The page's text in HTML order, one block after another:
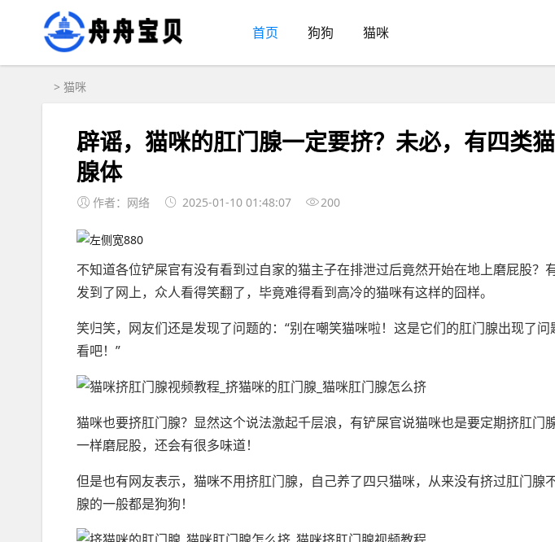
首页 狗狗 猫咪
> 猫咪
辟谣，猫咪的肛门腺一定要挤？未必，有四类
腺体
作者：网络 2025-01-10 01:48:07 200
不知道各位铲屎官有没有看到过自家的猫主子在排泄过后竟然开始在地上磨屁股？
发到了网上，众人看得笑翻了，毕竟难得看到高冷的猫咪有这样的囧样。
笑归笑，网友们还是发现了问题的：“别在嘲笑猫咪啦！这是它们的肛门腺出现了
看吧！”
猫咪也要挤肛门腺？显然这个说法激起千层浪，有铲屎官说猫咪也是要定期挤肛门
一样磨屁股，还会有很多味道！
但是也有网友表示，猫咪不用挤肛门腺，自己养了四只猫咪，从来没有挤过肛门腺
腺的一般都是狗狗！